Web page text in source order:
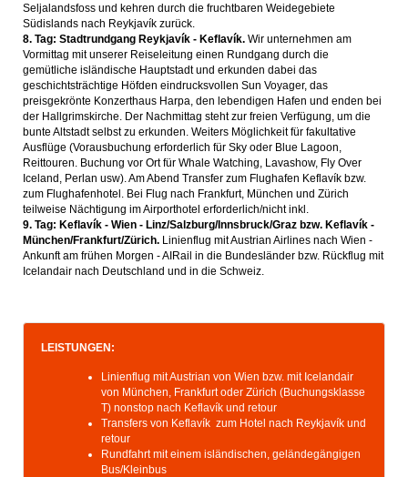
Seljalandsfoss und kehren durch die fruchtbaren Weidegebiete
Südislands nach Reykjavík zurück.
8. Tag: Stadtrundgang Reykjavík - Keflavík. Wir unternehmen am
Vormittag mit unserer Reiseleitung einen Rundgang durch die
gemütliche isländische Hauptstadt und erkunden dabei das
geschichtsträchtige Höfden eindrucksvollen Sun Voyager, das
preisgekrönte Konzerthaus Harpa, den lebendigen Hafen und enden bei
der Hallgrimskirche. Der Nachmittag steht zur freien Verfügung, um die
bunte Altstadt selbst zu erkunden. Weiters Möglichkeit für fakultative
Ausflüge (Vorausbuchung erforderlich für Sky oder Blue Lagoon,
Reittouren. Buchung vor Ort für Whale Watching, Lavashow, Fly Over
Iceland, Perlan usw). Am Abend Transfer zum Flughafen Keflavík bzw.
zum Flughafenhotel. Bei Flug nach Frankfurt, München und Zürich
teilweise Nächtigung im Airporthotel erforderlich/nicht inkl.
9. Tag: Keflavík - Wien - Linz/Salzburg/Innsbruck/Graz bzw. Keflavík -
München/Frankfurt/Zürich. Linienflug mit Austrian Airlines nach Wien -
Ankunft am frühen Morgen - AIRail in die Bundesländer bzw. Rückflug mit
Icelandair nach Deutschland und in die Schweiz.
LEISTUNGEN:
Linienflug mit Austrian von Wien bzw. mit Icelandair
von München, Frankfurt oder Zürich (Buchungsklasse
T) nonstop nach Keflavík und retour
Transfers von Keflavík zum Hotel nach Reykjavík und
retour
Rundfahrt mit einem isländischen, geländegängigen
Bus/Kleinbus